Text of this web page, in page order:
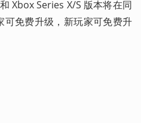
Xbox Series X/S 版本将在同
可免费升级，新玩家可免费升